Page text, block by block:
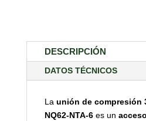
DESCRIPCIÓN
DATOS TÉCNICOS
La unión de compresión
NQ62-NTA-6es un